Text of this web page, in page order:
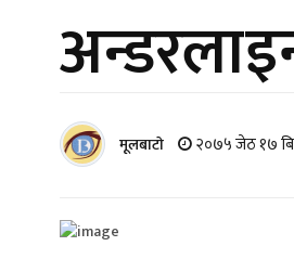
मूलबाटाे २०७५ जेठ १७